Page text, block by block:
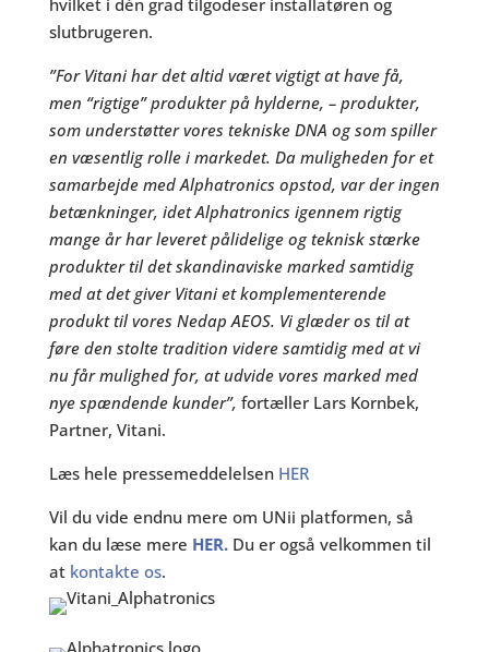
hvilket i dén grad tilgodeser installatøren og
slutbrugeren.
”For Vitani har det altid været vigtigt at have få,
men “rigtige” produkter på hylderne, – produkter,
som understøtter vores tekniske DNA og som spiller
en væsentlig rolle i markedet. Da muligheden for et
samarbejde med Alphatronics opstod, var der ingen
betænkninger, idet Alphatronics igennem rigtig
mange år har leveret pålidelige og teknisk stærke
produkter til det skandinaviske marked samtidig
med at det giver Vitani et komplementerende
produkt til vores Nedap AEOS. Vi glæder os til at
føre den stolte tradition videre samtidig med at vi
nu får mulighed for, at udvide vores marked med
nye spændende kunder”, fortæller Lars Kornbek,
Partner, Vitani.
Læs hele pressemeddelelsen HER
Vil du vide endnu mere om UNii platformen, så
kan du læse mere HER. Du er også velkommen til
at kontakte os.